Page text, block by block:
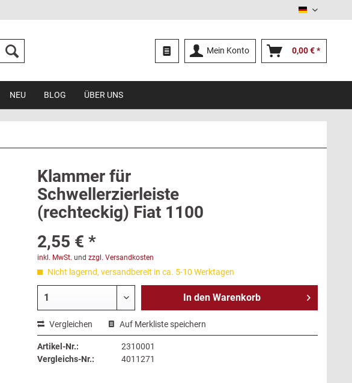
Deutsch
Mein Konto 0,00 € *
NEU BLOG ÜBER UNS
Klammer für
Schwellerzierleiste
(rechteckig) Fiat 1100
2,55 € *
inkl. MwSt. und zzgl. Versandkosten
Nicht lagernd, versandbereit in ca. 5-10 Werktagen
In den Warenkorb
Vergleichen Auf Merkliste speichern
Artikel-Nr.:
2310001
Vergleichs-Nr.:
4011271